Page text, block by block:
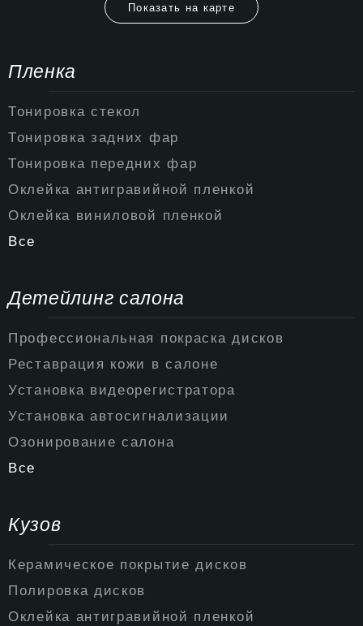
Показать на карте
Пленка
Тонировка стекол
Тонировка задних фар
Тонировка передних фар
Оклейка антигравийной пленкой
Оклейка виниловой пленкой
Все
Детейлинг салона
Профессиональная покраска дисков
Реставрация кожи в салоне
Установка видеорегистратора
Установка автосигнализации
Озонирование салона
Все
Кузов
Керамическое покрытие дисков
Полировка дисков
Оклейка антигравийной пленкой